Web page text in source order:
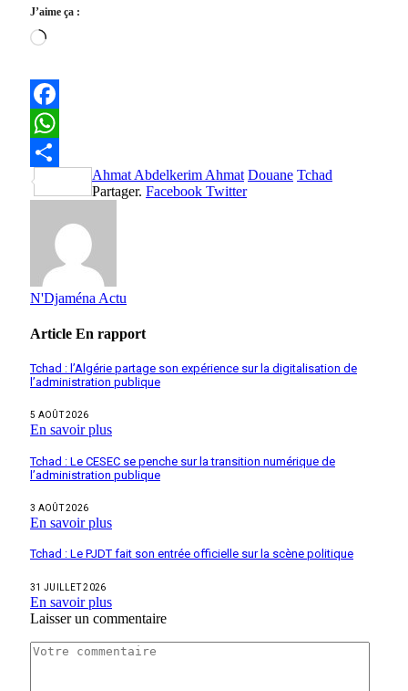
J’aime ça :
Chargement…
Facebook
WhatsApp
Partager
Ahmat Abdelkerim Ahmat Douane Tchad
Partager. Facebook Twitter
N'Djaména Actu
Article En rapport
Tchad : l’Algérie partage son expérience sur la digitalisation de
l’administration publique
5 AOÛT 2026
En savoir plus
Tchad : Le CESEC se penche sur la transition numérique de
l’administration publique
3 AOÛT 2026
En savoir plus
Tchad : Le PJDT fait son entrée officielle sur la scène politique
31 JUILLET 2026
En savoir plus
Laisser un commentaire